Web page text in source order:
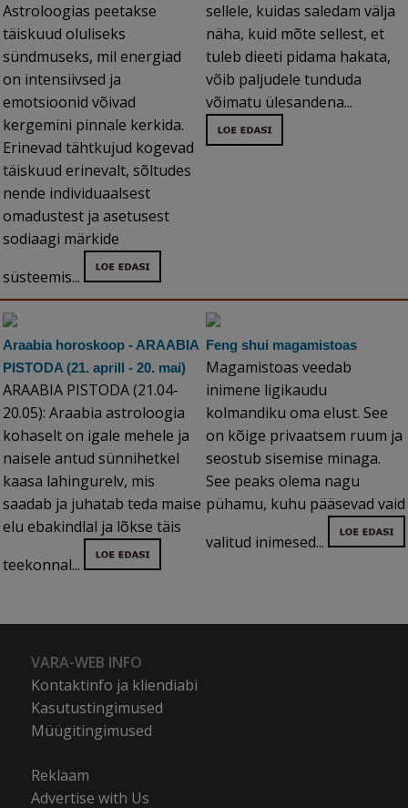
Astroloogias peetakse
täiskuud oluliseks
sündmuseks, mil energiad
on intensiivsed ja
emotsioonid võivad
kergemini pinnale kerkida.
Erinevad tähtkujud kogevad
täiskuud erinevalt, sõltudes
nende individuaalsest
omadustest ja asetusest
sodiaagi märkide
süsteemis...
sellele, kuidas saledam välja
näha, kuid mõte sellest, et
tuleb dieeti pidama hakata,
võib paljudele tunduda
võimatu ülesandena...
Araabia horoskoop - ARAABIA
PISTODA (21. aprill - 20. mai)
ARAABIA PISTODA (21.04-
20.05): Araabia astroloogia
kohaselt on igale mehele ja
naisele antud sünnihetkel
kaasa lahingurelv, mis
saadab ja juhatab teda maise
elu ebakindlal ja lõkse täis
teekonnal...
Feng shui magamistoas
Magamistoas veedab
inimene ligikaudu
kolmandiku oma elust. See
on kõige privaatsem ruum ja
seostub sisemise minaga.
See peaks olema nagu
pühamu, kuhu pääsevad vaid
valitud inimesed...
VARA-WEB INFO
Kontaktinfo ja kliendiabi
Kasutustingimused
Müügitingimused
Reklaam
Advertise with Us